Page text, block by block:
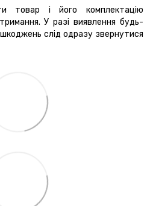
товар і його комплектацію
У разі виявлення будь-
слід одразу звернутися